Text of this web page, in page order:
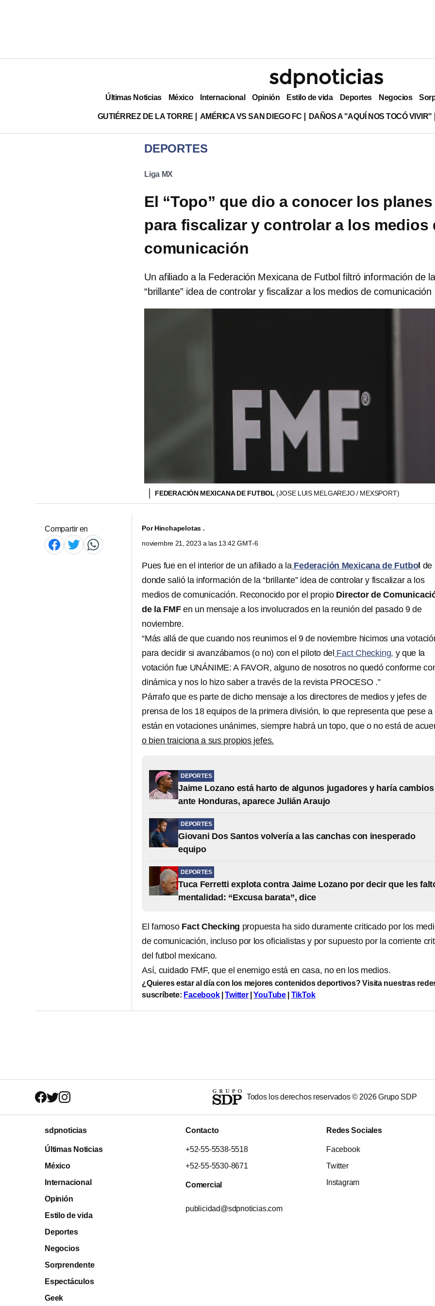
Últimas Noticias México Internacional Opinión Estilo de vida Deportes Negocios
GUTIÉRREZ DE LA TORRE AMÉRICA VS SAN DIEGO FC DAÑOS A "AQUÍ NOS TOCÓ VIVIR"
DEPORTES
Liga MX
El “Topo” que dio a conocer los planes
para fiscalizar y controlar a los medios
comunicación
Un afiliado a la Federación Mexicana de Futbol filtró información de la
“brillante” idea de controlar y fiscalizar a los medios de comunicación
FEDERACIÓN MEXICANA DE FUTBOL(JOSE LUIS MELGAREJO / MEXSPORT)
Compartir en PorHinchapelotas .
noviembre 21, 2023 a las 13:42 GMT-6
Pues fue en el interior de un afiliado a la Federación Mexicana de Futbol de
donde salió la información de la “brillante” idea de controlar y fiscalizar a los
medios de comunicación. Reconocido por el propio Director de
de la FMFen un mensaje a los involucrados en la reunión del pasado 9 de
noviembre.
“Más allá de que cuando nos reunimos el 9 de noviembre hicimos una
para decidir si avanzábamos (o no) con el piloto del Fact Checking, y que la
votación fue UNÁNIME: A FAVOR, alguno de nosotros no quedó conforme
dinámica y nos lo hizo saber a través de la revista PROCESO .”
Párrafo que es parte de dicho mensaje a los directores de medios y jefes de
prensa de los 18 equipos de la primera división, lo que representa que pese a
están en votaciones unánimes, siempre habrá un topo, que o no está de
o bien traiciona a sus propios jefes.
DEPORTES
Jaime Lozano está harto de algunos jugadores y haría cambios
ante Honduras, aparece Julián Araujo
DEPORTES
Giovani Dos Santos volvería a las canchas con inesperado
equipo
DEPORTES
Tuca Ferretti explota contra Jaime Lozano por decir que les
mentalidad: “Excusa barata”, dice
El famosoFact Checking propuesta ha sido duramente criticado por los
de comunicación, incluso por los oficialistas y por supuesto por la corriente
del futbol mexicano.
Así, cuidado FMF, que el enemigo está en casa, no en los medios.
¿Quieres estar al día con los mejores contenidos deportivos? Visita nuestras
suscríbete: Facebook|Twitter|YouTube TikTok
Todos los derechos reservados © 2026Grupo SDP
sdpnoticias
Últimas Noticias
México
Internacional
Opinión
Estilo de vida
Deportes
Negocios
Sorprendente
Espectáculos
Geek
Contacto
+52-55-5538-5518
+52-55-5530-8671
Comercial
publicidad@sdpnoticias.com
Redes Sociales
Facebook
Twitter
Instagram